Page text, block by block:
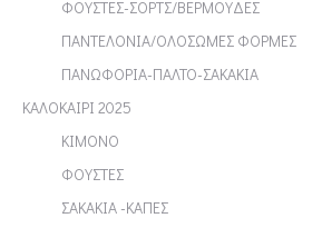
ΦΟΥΣΤΕΣ-ΣΟΡΤΣ/ΒΕΡΜΟΥΔΕΣ
ΠΑΝΤΕΛΟΝΙΑ/ΟΛΟΣΩΜΕΣ ΦΟΡΜΕΣ
ΠΑΝΩΦΟΡΙΑ-ΠΑΛΤΟ-ΣΑΚΑΚΙΑ
ΚΑΛΟΚΑΙΡΙ 2025
ΚΙΜΟΝΟ
ΦΟΥΣΤΕΣ
ΣΑΚΑΚΙΑ -ΚΑΠΕΣ